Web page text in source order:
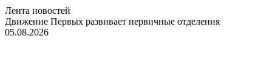
Лента новостей
Движение Первых развивает первичные отделения
05.08.2026